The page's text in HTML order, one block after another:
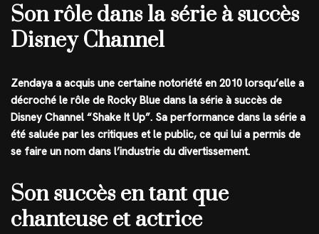
Son rôle dans la série à succès
Disney Channel
Zendaya a acquis une certaine notoriété en 2010 lorsqu’elle a
décroché le rôle de Rocky Blue dans la série à succès de
Disney Channel “Shake It Up”. Sa performance dans la série a
été saluée par les critiques et le public, ce qui lui a permis de
se faire un nom dans l’industrie du divertissement.
Son succès en tant que
chanteuse et actrice